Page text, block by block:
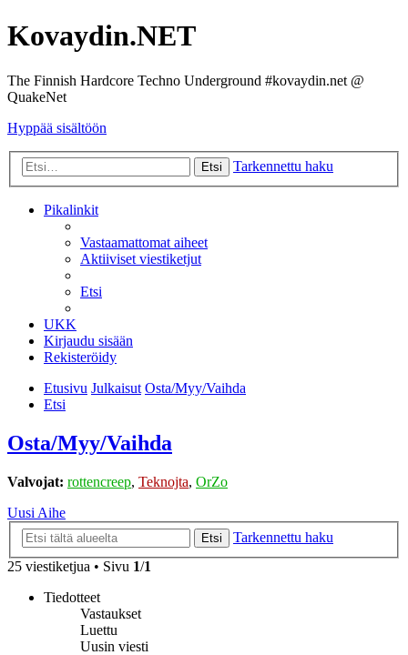
Kovaydin.NET
The Finnish Hardcore Techno Underground #kovaydin.net @
QuakeNet
Hyppää sisältöön
Etsi Tarkennettu haku
Pikalinkit
Vastaamattomat aiheet
Aktiiviset viestiketjut
Etsi
UKK
Kirjaudu sisään
Rekisteröidy
Etusivu Julkaisut Osta/Myy/Vaihda
Etsi
Osta/Myy/Vaihda
Valvojat: rottencreep, Teknojta, OrZo
Uusi Aihe
Etsi
Tarkennettu haku
25 viestiketjua • Sivu 1/1
Tiedotteet
Vastaukset
Luettu
Uusin viesti